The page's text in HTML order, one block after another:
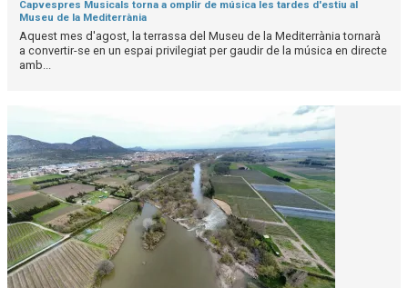
Capvespres Musicals torna a omplir de música les tardes d'estiu al
Museu de la Mediterrània
Aquest mes d'agost, la terrassa del Museu de la Mediterrània tornarà
a convertir-se en un espai privilegiat per gaudir de la música en directe
amb...